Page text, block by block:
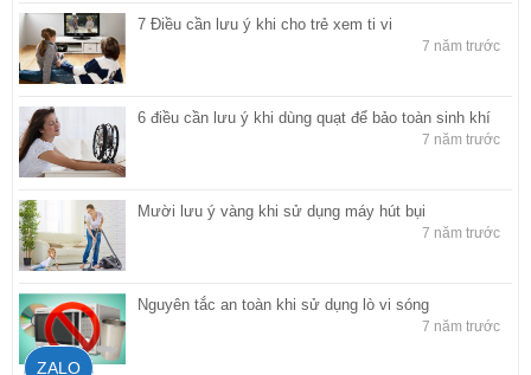
7 Điều cần lưu ý khi cho trẻ xem ti vi
7 năm trước
6 điều cần lưu ý khi dùng quạt để bảo toàn sinh khí
7 năm trước
Mười lưu ý vàng khi sử dụng máy hút bụi
7 năm trước
Nguyên tắc an toàn khi sử dụng lò vi sóng
7 năm trước
ZALO